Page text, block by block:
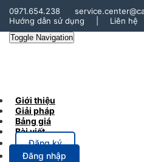
0971.654.238
Hướng dẫn sử dụng
Liên hệ
Toggle Navigation
Giới thiệu
Giải pháp
Bảng giá
Bài viết
Đăng ký
Đăng nhập